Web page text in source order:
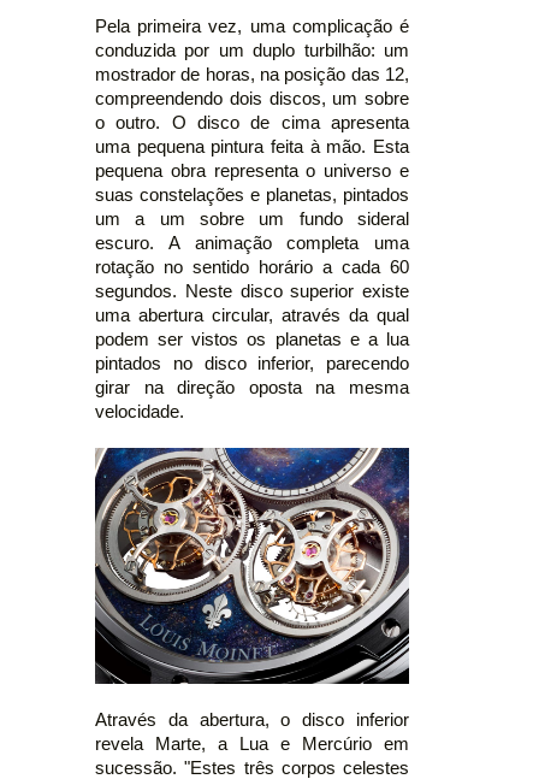
Pela primeira vez, uma complicação é
conduzida por um duplo turbilhão: um
mostrador de horas, na posição das 12,
compreendendo dois discos, um sobre
o outro. O disco de cima apresenta
uma pequena pintura feita à mão. Esta
pequena obra representa o universo e
suas constelações e planetas, pintados
um a um sobre um fundo sideral
escuro. A animação completa uma
rotação no sentido horário a cada 60
segundos. Neste disco superior existe
uma abertura circular, através da qual
podem ser vistos os planetas e a lua
pintados no disco inferior, parecendo
girar na direção oposta na mesma
velocidade.
Através da abertura, o disco inferior
revela Marte, a Lua e Mercúrio em
sucessão. "Estes três corpos celestes